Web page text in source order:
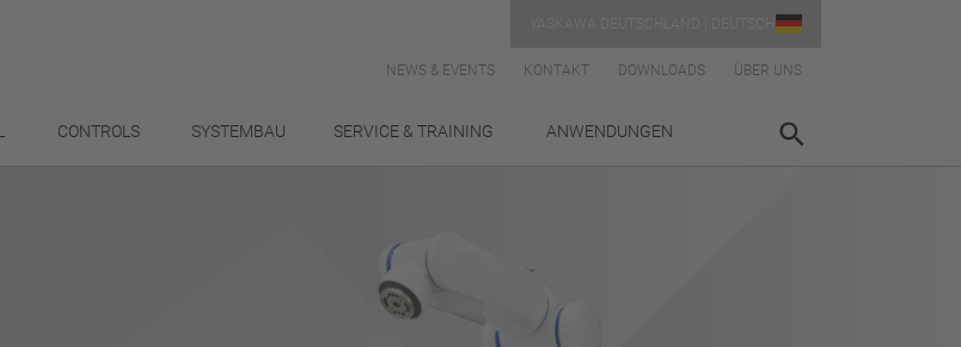
NEWS & EVENTS KONTAKT DOWNLOADS ÜBER UNS
CONTROLS SYSTEMBAU SERVICE & TRAINING ANWENDUNGEN